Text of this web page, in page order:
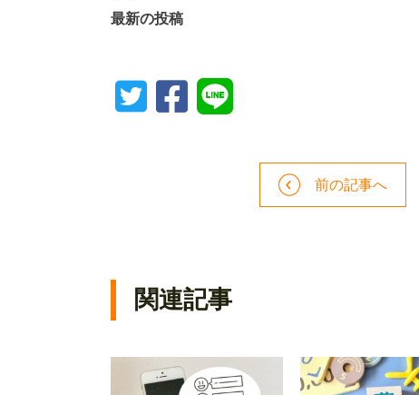
最新の投稿
前の記事へ
関連記事